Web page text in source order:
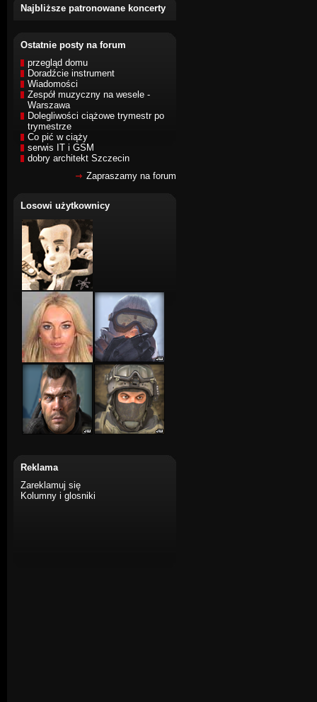
Najbliższe patronowane koncerty
Ostatnie posty na forum
przegląd domu
Doradźcie instrument
Wiadomości
Zespół muzyczny na wesele -
Warszawa
Dolegliwości ciążowe trymestr po
trymestrze
Co pić w ciąży
serwis IT i GSM
dobry architekt Szczecin
Zapraszamy na forum
Losowi użytkownicy
Reklama
Zareklamuj się
Kolumny i glosniki